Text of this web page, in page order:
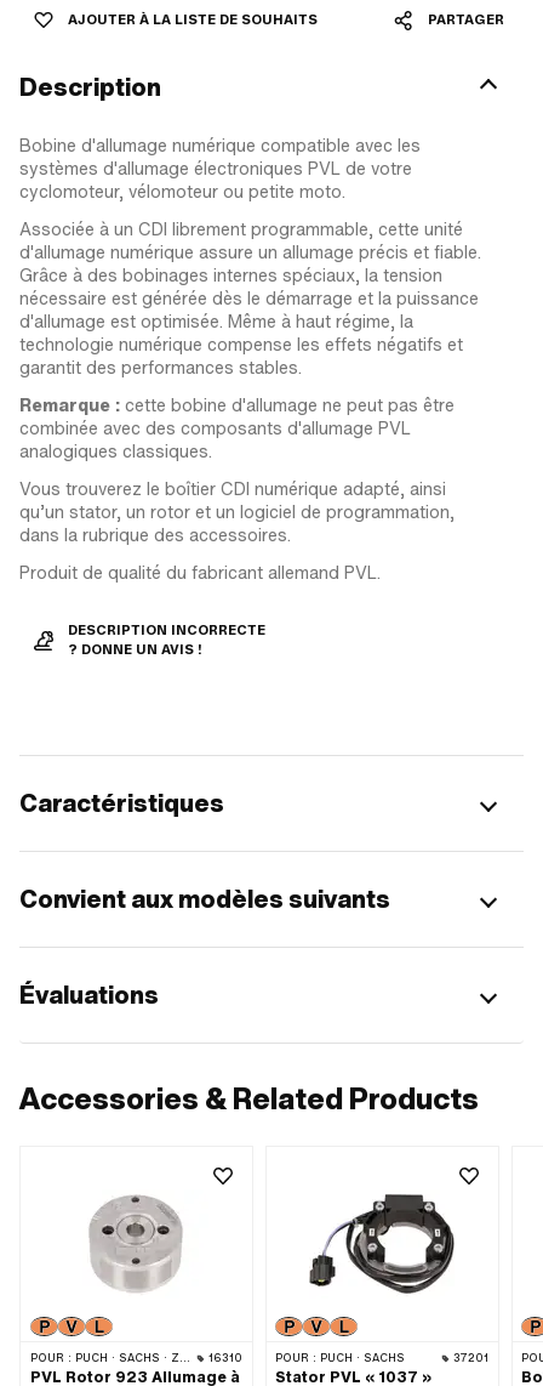
AJOUTER À LA LISTE DE SOUHAITS PARTAGER
Description
Bobine d'allumage numérique compatible avec les
systèmes d'allumage électroniques PVL de votre
cyclomoteur, vélomoteur ou petite moto.
Associée à un CDI librement programmable, cette unité
d'allumage numérique assure un allumage précis et fiable.
Grâce à des bobinages internes spéciaux, la tension
nécessaire est générée dès le démarrage et la puissance
d'allumage est optimisée. Même à haut régime, la
technologie numérique compense les effets négatifs et
garantit des performances stables.
Remarque : cette bobine d'allumage ne peut pas être
combinée avec des composants d'allumage PVL
analogiques classiques.
Vous trouverez le boîtier CDI numérique adapté, ainsi
qu’un stator, un rotor et un logiciel de programmation,
dans la rubrique des accessoires.
Produit de qualité du fabricant allemand PVL.
DESCRIPTION INCORRECTE
? DONNE UN AVIS !
Caractéristiques
Convient aux modèles suivants
Évaluations
Accessories & Related Products
POUR : PUCH · SACHS · ZÜNDAPP BELMONDO · TOMOS · DKW · HERCULES · KREIDLER · ZÜNDAPP · KTM · RIXE 16310
PVL Rotor 923 Allumage à
POUR : PUCH · SACHS 37201
Stator PVL « 1037 »